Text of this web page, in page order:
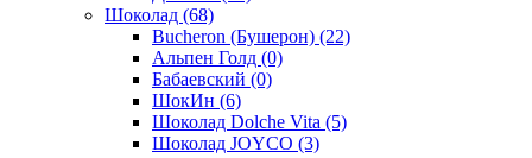
Шоколад (68)
Bucheron (Бушерон) (22)
Альпен Голд (0)
Бабаевский (0)
ШокИн (6)
Шоколад Dolche Vita (5)
Шоколад JOYCO (3)